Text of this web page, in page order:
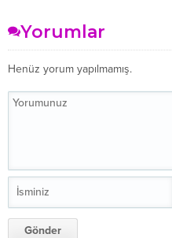
Yorumlar
Henüz yorum yapılmamış.